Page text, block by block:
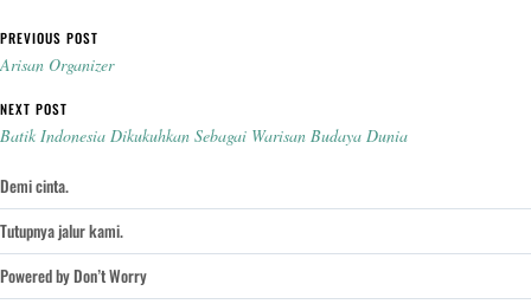
Post navigation
PREVIOUS POST
Arisan Organizer
NEXT POST
Batik Indonesia Dikukuhkan Sebagai Warisan Budaya Dunia
Demi cinta.
Tutupnya jalur kami.
Powered by Don’t Worry